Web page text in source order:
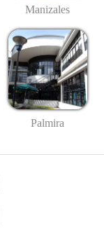
Manizales
Palmira